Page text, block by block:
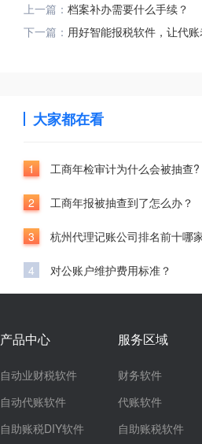
上一篇： 档案补办需要什么手续？
下一篇： 用好智能报税软件，让代
大家都在看
1 工商年检审计为什么会被抽查?
2 工商年报被抽查到了怎么办？
3 杭州代理记账公司排名前十哪
4 对公账户维护费用标准？
产品中心
自动业财税软件
自动代账软件
自助账税DIY软件
服务区域
财务软件
代账软件
自助账税软件